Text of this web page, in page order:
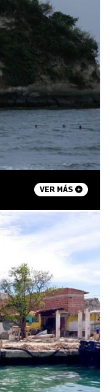
VER MÁS